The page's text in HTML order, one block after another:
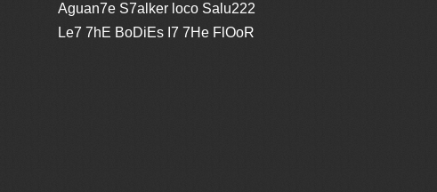
Aguan7e S7alker loco Salu222
Le7 7hE BoDiEs I7 7He FlOoR